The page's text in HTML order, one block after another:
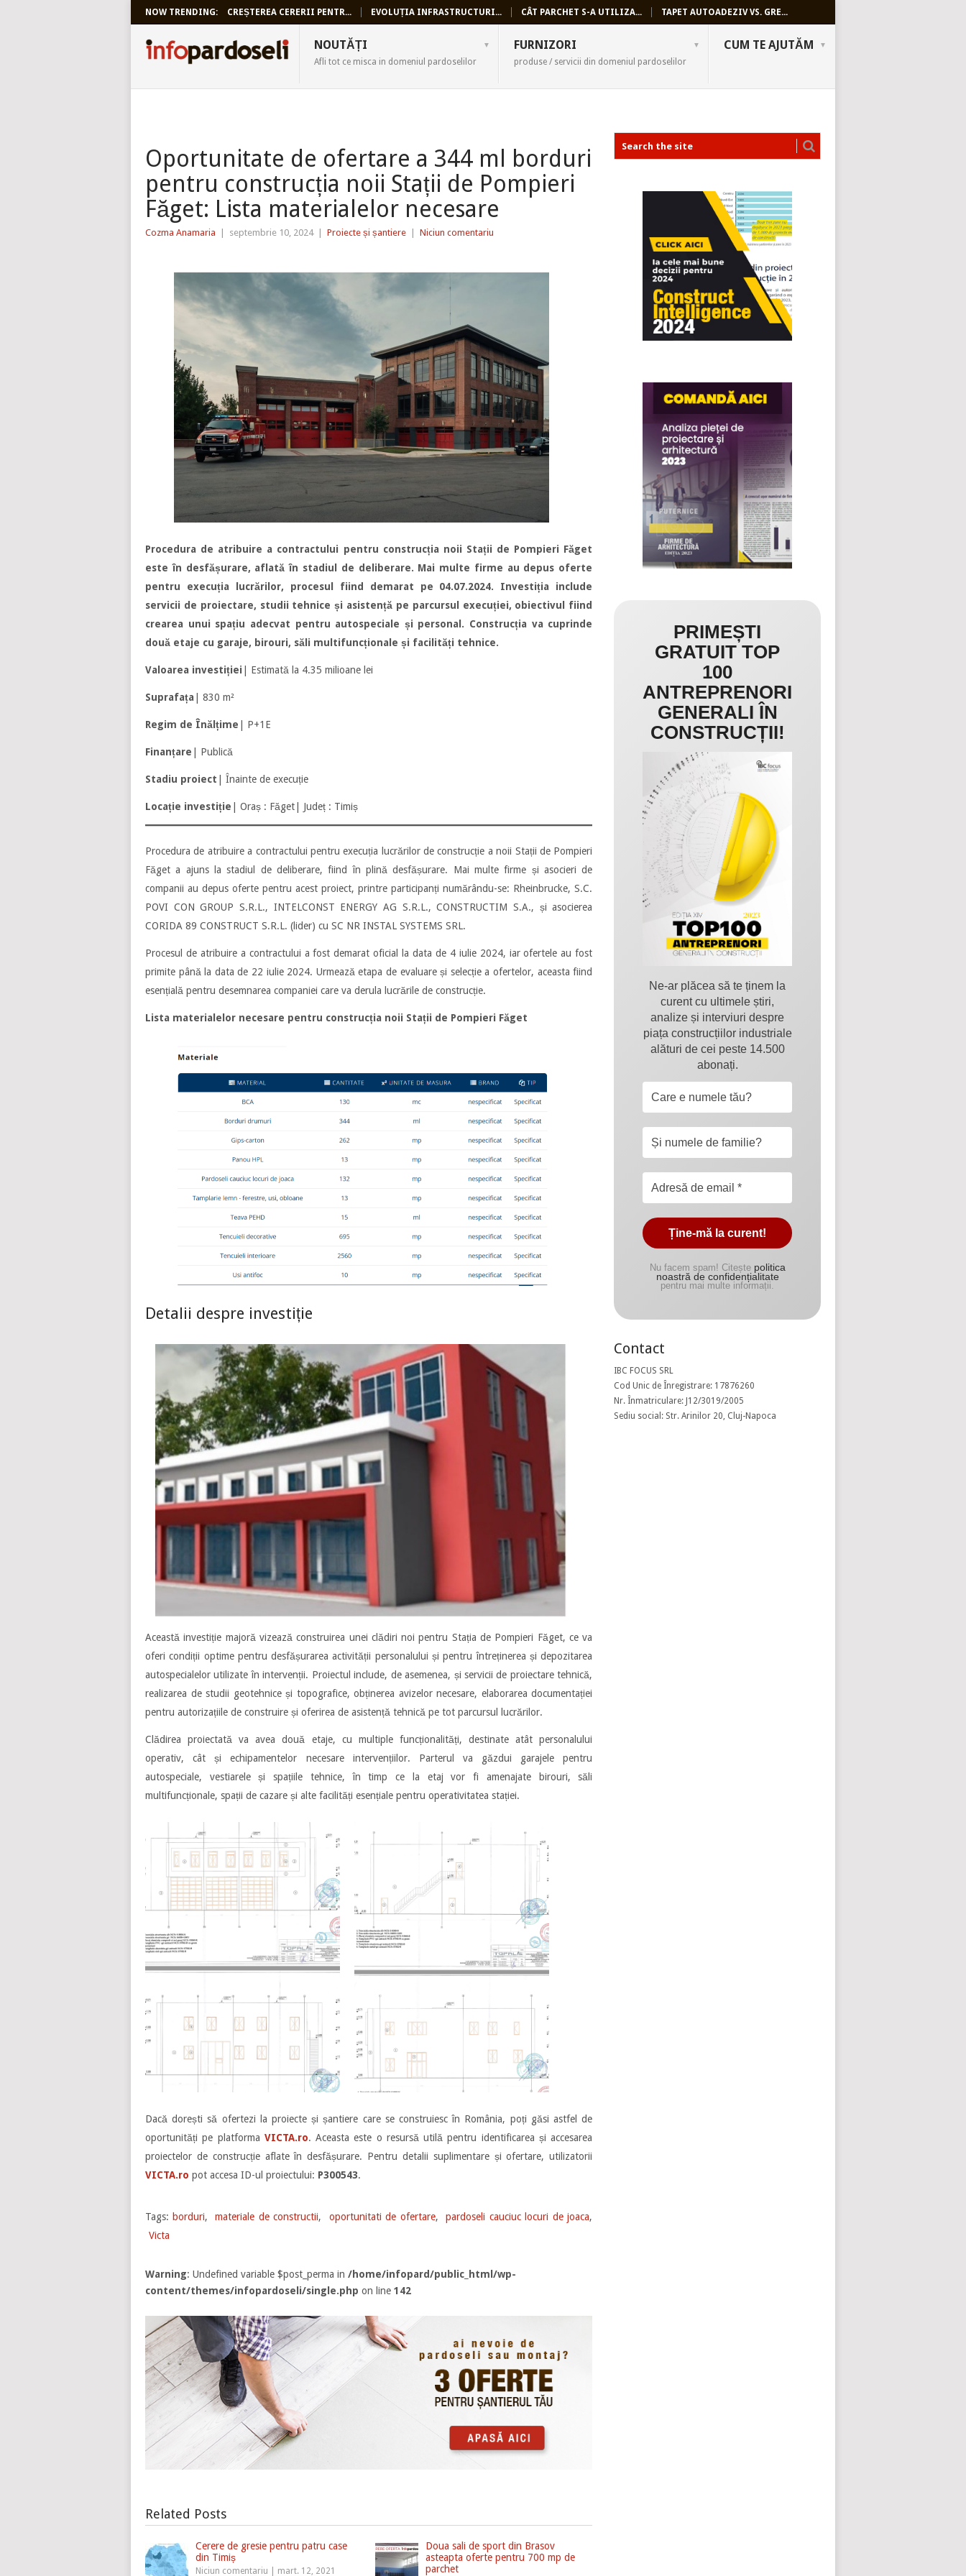
NOW TRENDING: CREȘTEREA CERERII PENTR... EVOLUȚIA INFRASTRUCTURI... CÂT PARCHET S-A UTILIZA... TAPET AUTOADEZIV VS. GRE...
INFOPARDOSELI
NOUTĂȚI
Afli tot ce misca in domeniul pardoselilor
FURNIZORI
produse / servicii din domeniul pardoselilor
CUM TE AJUTĂM
Oportunitate de ofertare a 344 ml borduri
pentru construcția noii Stații de Pompieri
Făget: Lista materialelor necesare
Cozma Anamaria septembrie 10, 2024 Proiecte și șantiere Niciun comentariu
Procedura de atribuire a contractului pentru construcția noii Stații de Pompieri Făget
este în desfășurare, aflată în stadiul de deliberare. Mai multe firme au depus oferte
pentru execuția lucrărilor, procesul fiind demarat pe 04.07.2024. Investiția include
servicii de proiectare, studii tehnice și asistență pe parcursul execuției, obiectivul fiind
crearea unui spațiu adecvat pentru autospeciale și personal. Construcția va cuprinde
două etaje cu garaje, birouri, săli multifuncționale și facilități tehnice.
Valoarea investiției | Estimată la 4.35 milioane lei
Suprafața | 830 m²
Regim de Înălțime | P+1E
Finanțare | Publică
Stadiu proiect | Înainte de execuție
Locație investiție | Oraș : Făget| Județ : Timiș
Procedura de atribuire a contractului pentru execuția lucrărilor de construcție a noii Stații de Pompieri
Făget a ajuns la stadiul de deliberare, fiind în plină desfășurare. Mai multe firme și asocieri de
companii au depus oferte pentru acest proiect, printre participanți numărându-se: Rheinbrucke, S.C.
POVI CON GROUP S.R.L., INTELCONST ENERGY AG S.R.L., CONSTRUCTIM S.A., și asocierea
CORIDA 89 CONSTRUCT S.R.L. (lider) cu SC NR INSTAL SYSTEMS SRL.
Procesul de atribuire a contractului a fost demarat oficial la data de 4 iulie 2024, iar ofertele au fost
primite până la data de 22 iulie 2024. Urmează etapa de evaluare și selecție a ofertelor, aceasta fiind
esențială pentru desemnarea companiei care va derula lucrările de construcție.
Lista materialelor necesare pentru construcția noii Stații de Pompieri Făget
Detalii despre investiție
Această investiție majoră vizează construirea unei clădiri noi pentru Stația de Pompieri Făget, ce va
oferi condiții optime pentru desfășurarea activității personalului și pentru întreținerea și depozitarea
autospecialelor utilizate în intervenții. Proiectul include, de asemenea, și servicii de proiectare tehnică,
realizarea de studii geotehnice și topografice, obținerea avizelor necesare, elaborarea documentației
pentru autorizațiile de construire și oferirea de asistență tehnică pe tot parcursul lucrărilor.
Clădirea proiectată va avea două etaje, cu multiple funcționalități, destinate atât personalului
operativ, cât și echipamentelor necesare intervențiilor. Parterul va găzdui garajele pentru
autospeciale, vestiarele și spațiile tehnice, în timp ce la etaj vor fi amenajate birouri, săli
multifuncționale, spații de cazare și alte facilități esențiale pentru operativitatea stației.
Dacă dorești să ofertezi la proiecte și șantiere care se construiesc în România, poți găsi astfel de
oportunități pe platforma VICTA.ro. Aceasta este o resursă utilă pentru identificarea și accesarea
proiectelor de construcție aflate în desfășurare. Pentru detalii suplimentare și ofertare, utilizatorii
VICTA.ro pot accesa ID-ul proiectului: P300543.
Tags: borduri, materiale de constructii, oportunitati de ofertare, pardoseli cauciuc locuri de joaca,
Victa
Warning: Undefined variable $post_perma in /home/infopard/public_html/wp-
content/themes/infopardoseli/single.php on line 142
Related Posts
Cerere de gresie pentru patru case
din Timiș
Niciun comentariu mart. 12, 2021
Doua sali de sport din Brasov
asteapta oferte pentru 700 mp de
parchet
PRIMEȘTI
GRATUIT TOP
100
ANTREPRENORI
GENERALI ÎN
CONSTRUCȚII!
Ne-ar plăcea să te ținem la
curent cu ultimele știri,
analize și interviuri despre
piața construcțiilor industriale
alături de cei peste 14.500
abonați.
Nu facem spam! Citește politica
noastră de confidențialitate
pentru mai multe informații.
Contact
IBC FOCUS SRL
Cod Unic de Înregistrare: 17876260
Nr. Înmatriculare: J12/3019/2005
Sediu social: Str. Arinilor 20, Cluj-Napoca